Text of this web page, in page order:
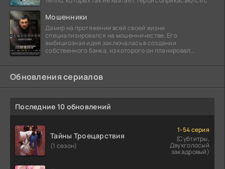
Мошенники
Дамир на протяжении всей своей жизни
специализировался на мошенничестве. Его
амбициозная идея заключалась в создании
собственного банка, из которого он планировал
Обновления сериалов
Последние 10 обновлений
Тайны Троецарствия
(1 сезон)
1-54 серия
(Субтитры,
Двухголосый
закадровый)